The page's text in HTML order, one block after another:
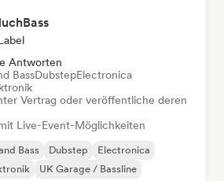
Antworten
BassDubstepElectronica
Vertrag oder veröffentliche deren
Live-Event-Möglichkeiten
Bass Dubstep
Electronica
UK Garage / Bassline